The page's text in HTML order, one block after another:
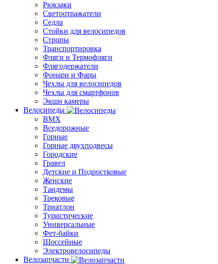
Рюкзаки
Светоотражатели
Седла
Стойки для велосипедов
Стропы
Транспортировка
Фляги и Термофляги
Флягодержатели
Фонари и Фары
Чехлы для велосипедов
Чехлы для смартфонов
Экшн камеры
Велосипеды
BMX
Вседорожные
Горные
Горные двухподвесы
Городские
Гравел
Детские и Подростковые
Женские
Тандемы
Трековые
Триатлон
Туристические
Универсальные
Фет-байки
Шоссейные
Электровелосипеды
Велозапчасти